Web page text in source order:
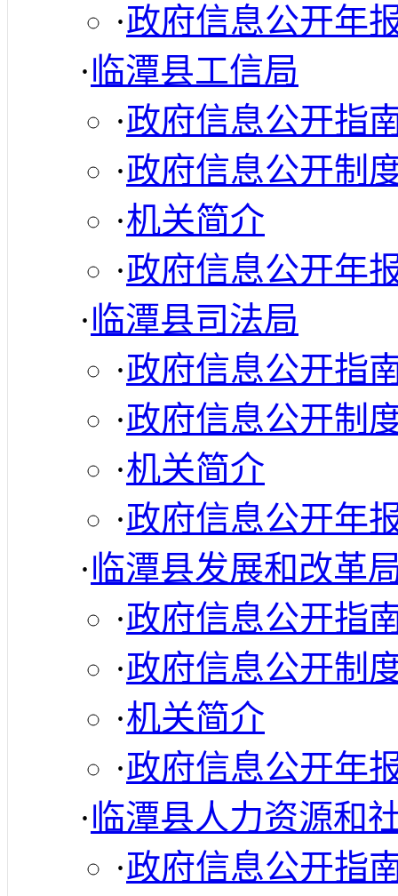
·政府信息公开年
·临潭县工信局
·政府信息公开指
·政府信息公开制
·机关简介
·政府信息公开年
·临潭县司法局
·政府信息公开指
·政府信息公开制
·机关简介
·政府信息公开年
·临潭县发展和改革
·政府信息公开指
·政府信息公开制
·机关简介
·政府信息公开年
·临潭县人力资源和
·政府信息公开指